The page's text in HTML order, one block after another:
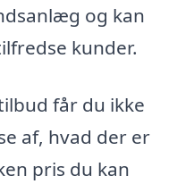
og kan
kunder.
får du ikke
af, hvad der er
pris du kan